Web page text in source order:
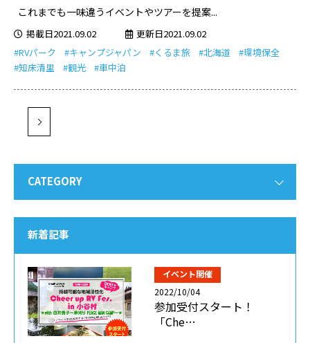
これまでも一味違うイベントやツアーを提案...
掲載日2021.09.02
更新日2021.09.02
#RVパーク
#キャンプジャパン #くるま旅 #北海道
#環境保全
#知床清里
#観光 #車中泊
CATEGORY
新着記事
イベント開催
2022/10/04
参加受付スタート！
「Che…